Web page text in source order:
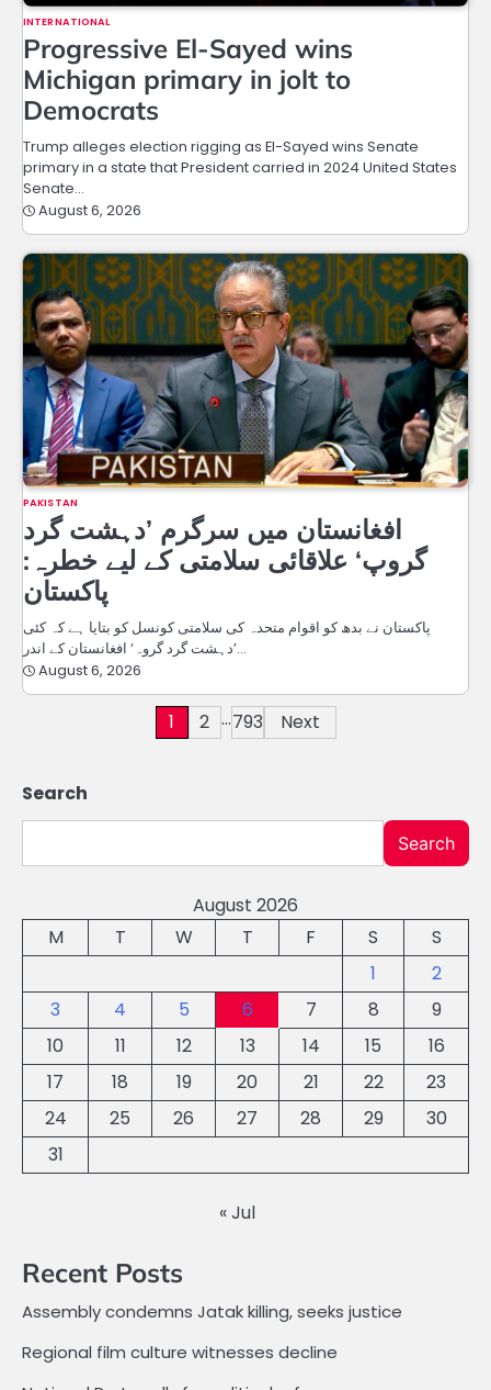
INTERNATIONAL
Progressive El-Sayed wins
Michigan primary in jolt to
Democrats
Trump alleges election rigging as El-Sayed wins Senate
primary in a state that President carried in 2024 United States
Senate…
August 6, 2026
PAKISTAN
افغانستان میں سرگرم ’دہشت گرد
گروپ‘ علاقائی سلامتی کے لیے خطرہ:
پاکستان
پاکستان نے بدھ کو اقوام متحدہ کی سلامتی کونسل کو بتایا ہے کہ کئی
’دہشت گرد گروہ‘ افغانستان کے اندر…
August 6, 2026
1 2 …793 Next
Search
Search
August 2026
M
T W T F S
S
1
2
3
4 5 6 7 8
9
10
11 12 13 14 15
16
17
18 19 20 21 22
23
24
25 26 27 28 29
30
31
« Jul
Recent Posts
Assembly condemns Jatak killing, seeks justice
Regional film culture witnesses decline